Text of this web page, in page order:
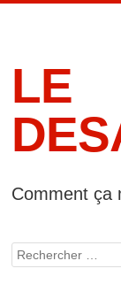
LE
Comment ça
Rechercher